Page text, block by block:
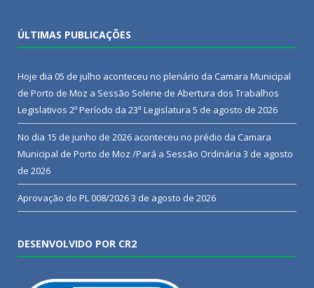
ÚLTIMAS PUBLICAÇÕES
Hoje dia 05 de julho aconteceu no plenário da Camara Municipal
de Porto de Moz a Sessão Solene de Abertura dos Trabalhos
Legislativos 2º Período da 23ª Legislatura 5 de agosto de 2026
No dia 15 de junho de 2026 aconteceu no prédio da Camara
Municipal de Porto de Moz /Pará a Sessão Ordinária 3 de agosto
de 2026
Aprovação do PL 008/20263 de agosto de 2026
DESENVOLVIDO POR CR2